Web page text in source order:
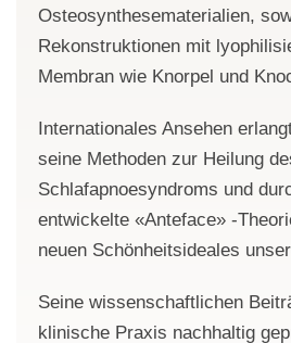
Osteosynthesematerialien,
Rekonstruktionen mit
Membran wie Knorpel und
Internationales Ansehen
seine Methoden zur Heilung
Schlafapnoesyndroms und
entwickelte «Anteface» -
neuen Schönheitsideales
Seine wissenschaftlichen
klinische Praxis nachhaltig